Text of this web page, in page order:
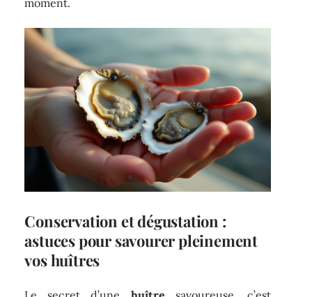
moment.
Conservation et dégustation :
astuces pour savourer pleinement
vos huîtres